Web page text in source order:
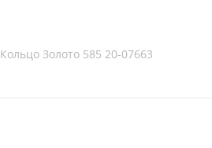
Кольцо Золото 585 20-07663